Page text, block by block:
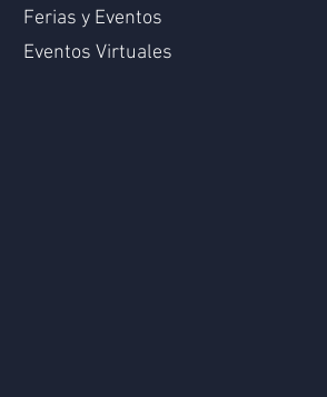
Ferias y Eventos
Eventos Virtuales